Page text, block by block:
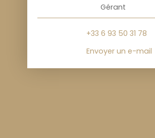
Gérant
+33 6 93 50 31 78
Envoyer un e-mail